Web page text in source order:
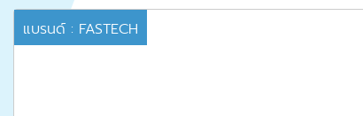
แบรนด์ : FASTECH